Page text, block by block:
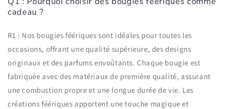
cadeau ?
R1 : Nos bougies féériques sont idéales pour toutes les
occasions, offrant une qualité supérieure, des designs
originaux et des parfums envoûtants. Chaque bougie est
fabriquée avec des matériaux de première qualité, assurant
une combustion propre et une longue durée de vie. Les
créations féériques apportent une touche magique et